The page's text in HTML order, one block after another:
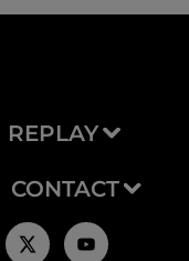
REPLAY
CONTACT